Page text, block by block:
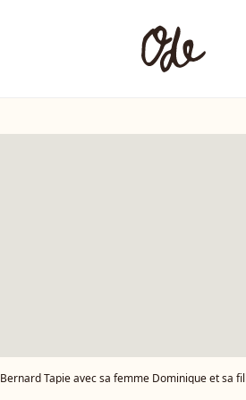
Bernard Tapie avec sa femme Dominique et sa fille Sophie - Michou